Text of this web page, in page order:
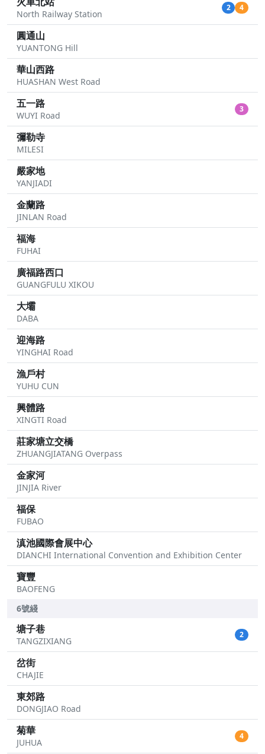
North Railway Station
2 4
圓通山
YUANTONG Hill
華山西路
HUASHAN West Road
五一路
WUYI Road
3
彌勒寺
MILESI
嚴家地
YANJIADI
金蘭路
JINLAN Road
福海
FUHAI
廣福路西口
GUANGFULU XIKOU
大壩
DABA
迎海路
YINGHAI Road
漁戶村
YUHU CUN
興體路
XINGTI Road
莊家塘立交橋
ZHUANGJIATANG Overpass
金家河
JINJIA River
福保
FUBAO
滇池國際會展中心
DIANCHI International Convention and Exhibition Center
寶豐
BAOFENG
6號綫
塘子巷
TANGZIXIANG
2
岔街
CHAJIE
東郊路
DONGJIAO Road
菊華
JUHUA
4